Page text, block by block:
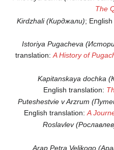
The
Kirdzhali (Кирджали);
Istoriya Pugacheva
translation: A History of
Kapitanskaya dochka
English translation:
Puteshestvie v Arzrum
English translation: A
Roslavlev
Arap Petra Velikogo